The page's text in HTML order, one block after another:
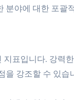
분야에 대한 포괄
표입니다. 강력
을 강조할 수 있습